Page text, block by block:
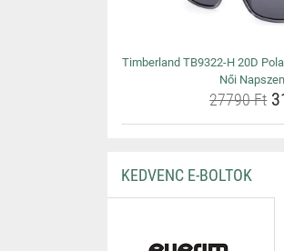
Timberland TB9322-H 20D
Női
27790 Ft
KEDVENC E-BOLTOK